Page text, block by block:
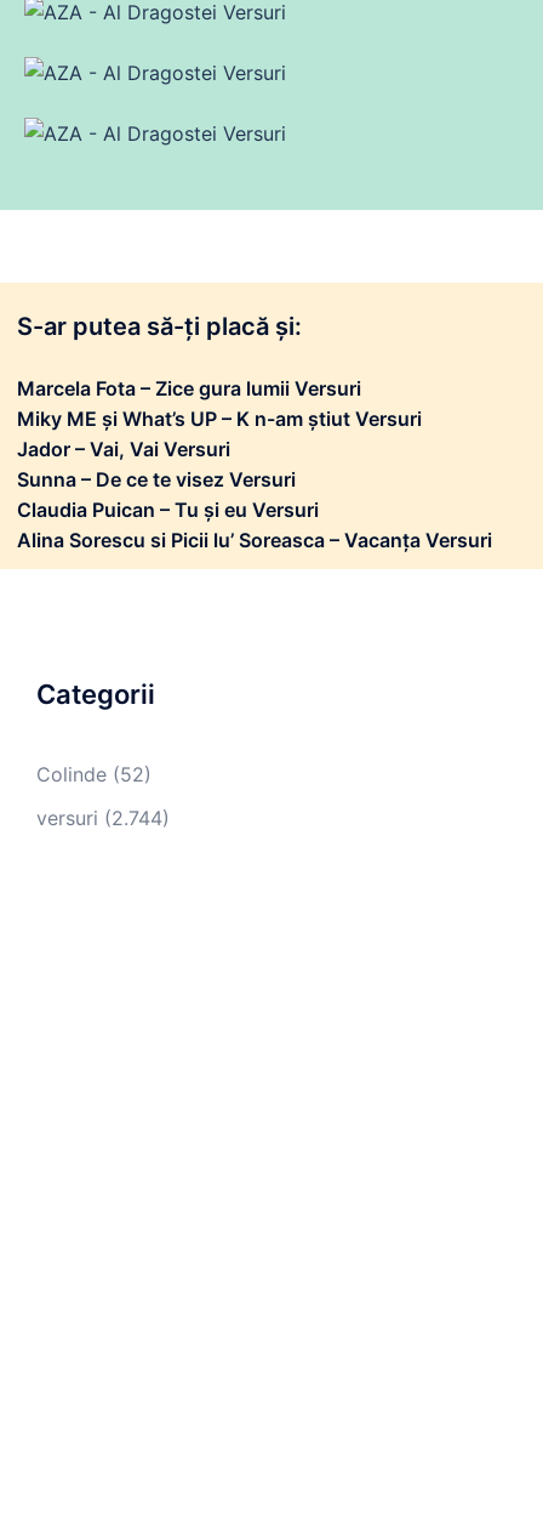
S-ar putea să-ți placă și:
Marcela Fota – Zice gura lumii Versuri
Miky ME și What’s UP – K n-am știut Versuri
Jador – Vai, Vai Versuri
Sunna – De ce te visez Versuri
Claudia Puican – Tu și eu Versuri
Alina Sorescu si Picii lu’ Soreasca – Vacanța Versuri
Categorii
Colinde (52)
versuri (2.744)